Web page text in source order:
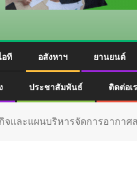
ที อสังหาฯ ยานยนต์
ประชาสัมพันธ์ ติดต่อเ
และแผนบริหารจัดการอากา